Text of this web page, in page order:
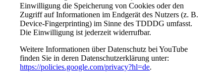
Einwilligung die Speicherung von Cookies oder den
Zugriff auf Informationen im Endgerät des Nutzers (z. B.
Device-Fingerprinting) im Sinne des TDDDG umfasst.
Die Einwilligung ist jederzeit widerrufbar.
Weitere Informationen über Datenschutz bei YouTube
finden Sie in deren Datenschutzerklärung unter:
https://policies.google.com/privacy?hl=de.